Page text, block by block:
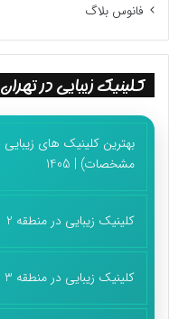
فانوس بلاگ
کلینیک زیبایی در تهران
مشخصات) | 1405
کلینیک زیبایی در منطقه 2
کلینیک زیبایی در منطقه 3